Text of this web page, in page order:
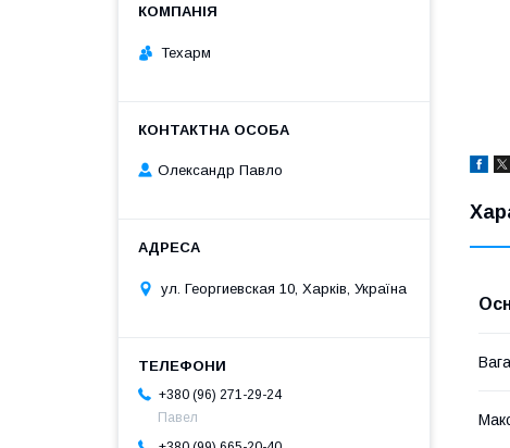
Вага
Техарм
Олександр Павло
ул. Георгиевская 10, Харків, Україна
+380 (96) 271-29-24
Павел